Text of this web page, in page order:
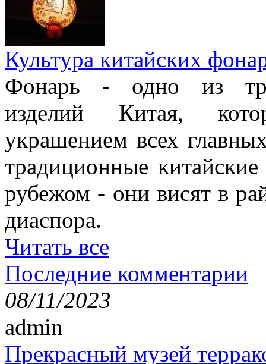
Культура китайских
Фонарь - одно из
изделий Китая,
украшением всех
традиционные
рубежом - они висят в
диаспора.
Читать все
Последние комментарии
08/11/2023
admin
Прекрасный музей